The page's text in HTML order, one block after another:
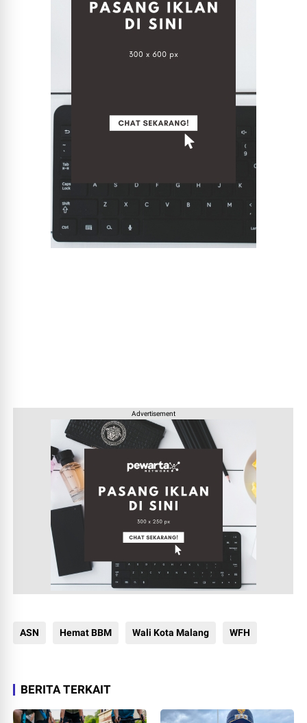
Advertisement
ASN Hemat BBM Wali Kota Malang WFH
BERITA TERKAIT